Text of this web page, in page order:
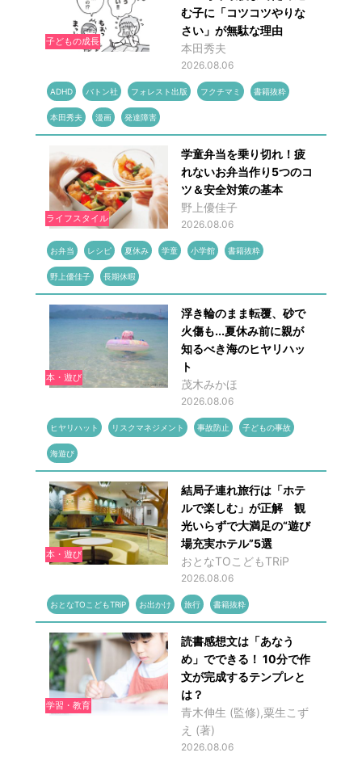
子どもの成長
む子に「コツコツやりな
さい」が無駄な理由
本田秀夫
2026.08.06
ADHD バトン社 フォレスト出版 フクチマミ 書籍抜粋
本田秀夫 漫画 発達障害
ライフスタイル
学童弁当を乗り切れ！疲
れないお弁当作り5つのコ
ツ＆安全対策の基本
野上優佳子
2026.08.06
お弁当 レシピ 夏休み 学童 小学館 書籍抜粋
野上優佳子 長期休暇
本・遊び
浮き輪のまま転覆、砂で
火傷も...夏休み前に親が
知るべき海のヒヤリハッ
ト
茂木みかほ
2026.08.06
ヒヤリハット リスクマネジメント 事故防止 子どもの事故
海遊び
本・遊び
結局子連れ旅行は「ホテ
ルで楽しむ」が正解 観
光いらずで大満足の“遊び
場充実ホテル”5選
おとなTOこどもTRiP
2026.08.06
おとなTOこどもTRiP お出かけ 旅行 書籍抜粋
学習・教育
読書感想文は「あなう
め」でできる！ 10分で作
文が完成するテンプレと
は？
青木伸生 (監修),粟生こず
え (著)
2026.08.06